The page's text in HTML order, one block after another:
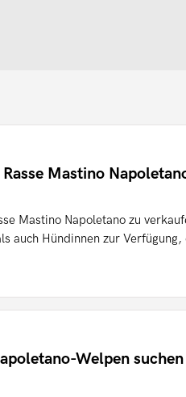
Mastino
Mastino Napoletano zu
auch Hündinnen zur
Welpen suchen